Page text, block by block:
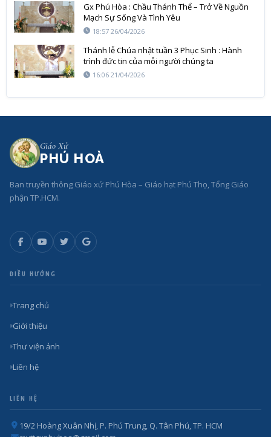
Gx Phú Hòa : Chầu Thánh Thể – Trở Về Nguồn
Mạch Sự Sống Và Tình Yêu
18:57 26/04/2026
Thánh lễ Chúa nhật tuần 3 Phục Sinh : Hành
trình đức tin của mỗi người chúng ta
16:06 21/04/2026
Giáo Xứ
PHÚ HOÀ
Ban truyền thông Giáo xứ Phú Hòa – Giáo hạt Phú Thọ, Tổng Giáo
phận TP.HCM.
ĐIỀU HƯỚNG
Trang chủ
Giới thiệu
Thư viện ảnh
Liên hệ
LIÊN HỆ
19/2 Hoàng Xuân Nhị, P. Phú Trung, Q. Tân Phú, TP. HCM